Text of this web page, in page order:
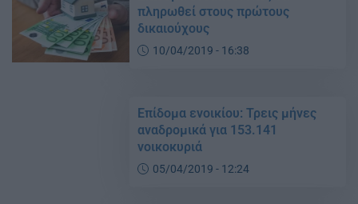
πληρωθεί στους πρώτους
δικαιούχους
10/04/2019 - 16:38
Επίδομα ενοικίου: Τρεις μήνες
αναδρομικά για 153.141
νοικοκυριά
05/04/2019 - 12:24